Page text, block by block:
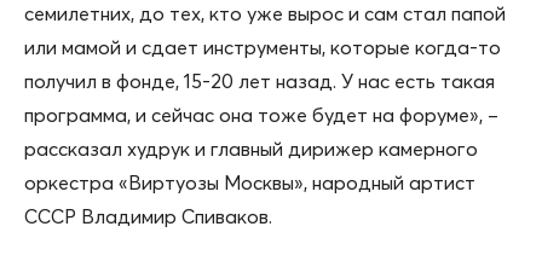
семилетних, до тех, кто уже вырос и сам стал папой
или мамой и сдает инструменты, которые когда-то
получил в фонде, 15-20 лет назад. У нас есть такая
программа, и сейчас она тоже будет на форуме», –
рассказал худрук и главный дирижер камерного
оркестра «Виртуозы Москвы», народный артист
СССР Владимир Спиваков.